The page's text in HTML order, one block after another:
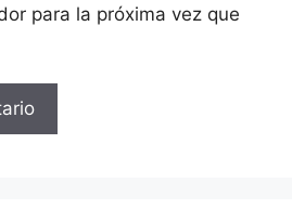
para la próxima vez que